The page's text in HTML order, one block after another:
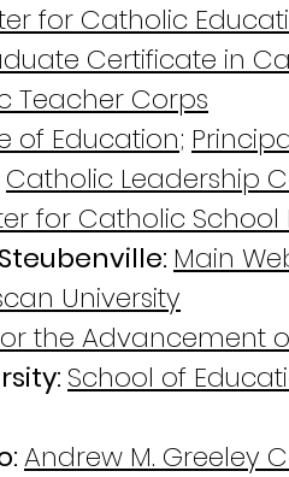
for Catholic
Certificate in
Teacher Corps
of Education;
Catholic Leadership
for Catholic
Main
University
the Advancement
School of
Andrew M. Greeley